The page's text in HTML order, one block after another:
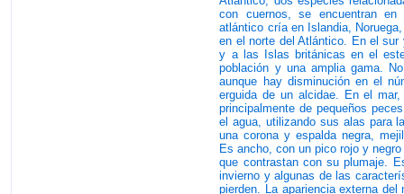
con cuernos, se encuentran
atlántico cría en Islandia,
en el norte del Atlántico. En el
y a las Islas británicas en el
población y una amplia gama.
aunque hay disminución en el
erguida de un alcidae. En el
principalmente de pequeños
el agua, utilizando sus alas para
una corona y espalda negra,
Es ancho, con un pico rojo y
que contrastan con su plumaje.
invierno y algunas de las
pierden. La apariencia externa